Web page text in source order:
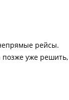
рейсы.
уже решить,